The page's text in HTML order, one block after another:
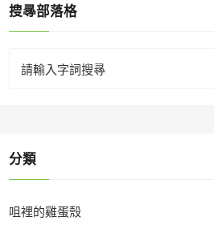
搜㝷部落格
for:
分類
咀裡的雞蛋殼